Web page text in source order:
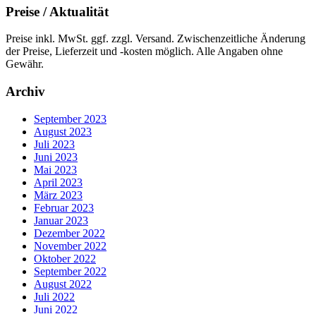
Preise / Aktualität
Preise inkl. MwSt. ggf. zzgl. Versand. Zwischenzeitliche Änderung
der Preise, Lieferzeit und -kosten möglich. Alle Angaben ohne
Gewähr.
Archiv
September 2023
August 2023
Juli 2023
Juni 2023
Mai 2023
April 2023
März 2023
Februar 2023
Januar 2023
Dezember 2022
November 2022
Oktober 2022
September 2022
August 2022
Juli 2022
Juni 2022